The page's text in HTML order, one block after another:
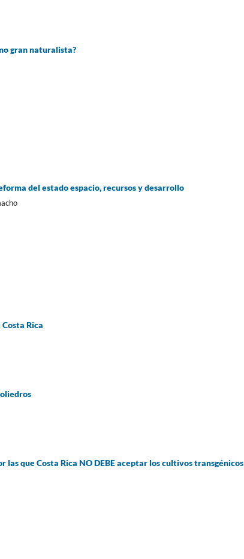
gran naturalista?
del estado espacio, recursos y desarrollo
Rica
las que Costa Rica NO DEBE aceptar los cultivos transgénicos